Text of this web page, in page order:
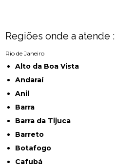
Regiões onde a atende :
Rio de Janeiro
Alto da Boa Vista
Andaraí
Anil
Barra
Barra da Tijuca
Barreto
Botafogo
Cafubá